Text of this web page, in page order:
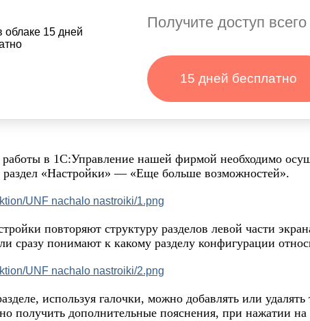
Получите доступ
15 дней бесплатно
работы в 1С:Управление нашей фирмой необходимо
раздел «Настройки» — «Еще больше возможностей».
повторяют структуру разделов левой части
сразу понимают к какому разделу конфигурации
используя галочки, можно добавлять или
получить дополнительные пояснения, при нажатии на